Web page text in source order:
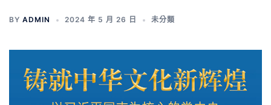
BY ADMIN 2024 年 5 月 26 日 未分類